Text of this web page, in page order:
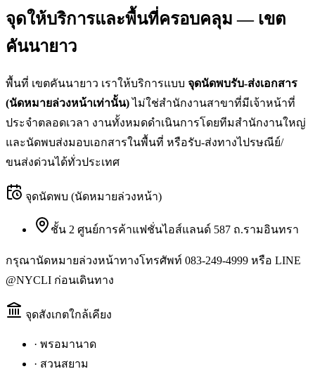
จุดให้บริการและพื้นที่ครอบคลุม — เขต
คันนายาว
พื้นที่ เขตคันนายาว เราให้บริการแบบ จุดนัดพบรับ-ส่งเอกสาร
(นัดหมายล่วงหน้าเท่านั้น) ไม่ใช่สำนักงานสาขาที่มีเจ้าหน้าที่
ประจำตลอดเวลา งานทั้งหมดดำเนินการโดยทีมสำนักงานใหญ่
และนัดพบส่งมอบเอกสารในพื้นที่ หรือรับ-ส่งทางไปรษณีย์/
ขนส่งด่วนได้ทั่วประเทศ
จุดนัดพบ (นัดหมายล่วงหน้า)
ชั้น 2 ศูนย์การค้าแฟชั่นไอส์แลนด์ 587 ถ.รามอินทรา
กรุณานัดหมายล่วงหน้าทางโทรศัพท์ 083-249-4999 หรือ LINE
@NYCLI ก่อนเดินทาง
จุดสังเกตใกล้เคียง
· พรอมานาด
· สวนสยาม